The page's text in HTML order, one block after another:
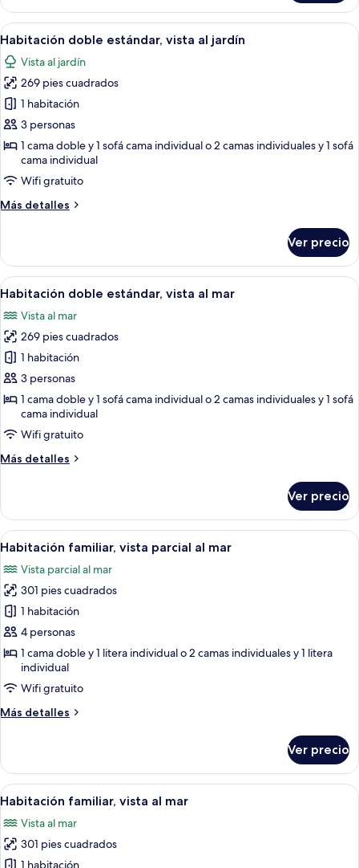
vista
al
mar
con
cama
matrimonial
o
2
individuales,
vista
al
mar
Abrir
todas
las
fotos
de
Habitación
doble
estándar,
vista
al
jardín
Una habitación de hotel con un
6
Habitación doble estándar, vista al jardín
Vista al jardín
269 pies cuadrados
1 habitación
3 personas
1 cama doble y 1 sofá cama individual o 2 camas individuales y 1 sofá
cama individual
Wifi gratuito
Más detalles
Más
doble
estándar,
vista
jardín
Ver precio
Abrir
todas
las
fotos
de
Habitación
doble
estándar,
vista
al
mar
Una habitación de hotel con dos
5
Habitación doble estándar, vista al mar
Vista al mar
269 pies cuadrados
1 habitación
3 personas
1 cama doble y 1 sofá cama individual o 2 camas individuales y 1 sofá
cama individual
Wifi gratuito
Más detalles
Más
doble
estándar,
vista
mar
Ver precio
Abrir
todas
las
fotos
de
Habitación
familiar,
vista
parcial
al
mar
Una habitación de hotel con literas,
8
Habitación familiar, vista parcial al mar
Vista parcial al mar
301 pies cuadrados
1 habitación
4 personas
1 cama doble y 1 litera individual o 2 camas individuales y 1 litera
individual
Wifi gratuito
Más detalles
Más
familiar,
vista
parcial
mar
Ver precio
Abrir
todas
las
fotos
Habitación de hotel con una cama
10
Habitación familiar, vista al mar
Vista al mar
301 pies cuadrados
1 habitación